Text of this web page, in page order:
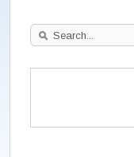
Search
Site